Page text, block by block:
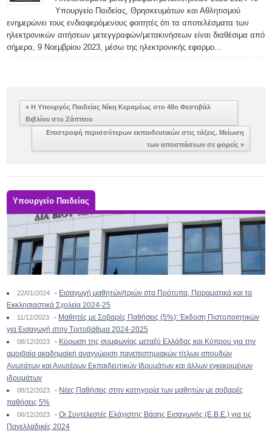
Υπουργείο Παιδείας, Θρησκευμάτων και Αθλητισμού
ενημερώνει τους ενδιαφερόμενους φοιτητές ότι τα αποτελέσματα των
ηλεκτρονικών αιτήσεων μετεγγραφών/μετακινήσεων είναι διαθέσιμα από
σήμερα, 9 Νοεμβρίου 2023, μέσω της ηλεκτρονικής εφαρμο...
« Η Υπουργός Παιδείας Νίκη Κεραμέως στο 48ο Φεστιβάλ
Βιβλίου στο Ζάππειο
Επιστροφή περισσότερων εκπαιδευτικών στις τάξεις. Μείωση
των αποσπάσεων σε φορείς »
Υπουργείο Παιδείας
22/01/2024 - Εισαγωγή μαθητών/τριών στα Πρότυπα, Πειραματικά και τα
Εκκλησιαστικά Σχολεία 2024-25
11/12/2023 - Μαθητές με Σοβαρές Παθήσεις (5%): Έκδοση Πιστοποιητικών
για Εισαγωγή στην Τριτοβάθμια 2024-2025
08/12/2023 - Κύρωση της συμφωνίας μεταξύ Ελλάδας και Κύπρου για την
αμοιβαία ακαδημαϊκή αναγνώριση πανεπιστημιακών τίτλων σπουδών
Ανωτάτων και Ανωτέρων Εκπαιδευτικών Ιδρυμάτων και άλλων εγκεκριμένων
ιδρυμάτων
08/12/2023 - Νέες Παθήσεις στην κατηγορία των μαθητών με σοβαρές
παθήσεις 5%
06/12/2023 -Οι Συντελεστές Ελάχιστης Βάσης Εισαγωγής (Ε.Β.Ε.) για τις
Πανελλαδικές 2024